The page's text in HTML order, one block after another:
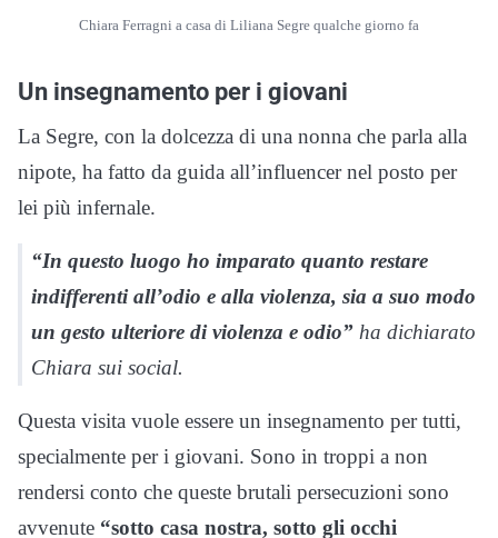
Chiara Ferragni a casa di Liliana Segre qualche giorno fa
Un insegnamento per i giovani
La Segre, con la dolcezza di una nonna che parla alla
nipote, ha fatto da guida all’influencer nel posto per
lei più infernale.
“In questo luogo ho imparato quanto restare
indifferenti all’odio e alla violenza, sia a suo modo
un gesto ulteriore di violenza e odio” ha dichiarato
Chiara sui social.
Questa visita vuole essere un insegnamento per tutti,
specialmente per i giovani. Sono in troppi a non
rendersi conto che queste brutali persecuzioni sono
avvenute “sotto casa nostra, sotto gli occhi